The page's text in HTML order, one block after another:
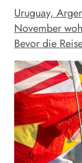
Uruguay,
November
Bevor die